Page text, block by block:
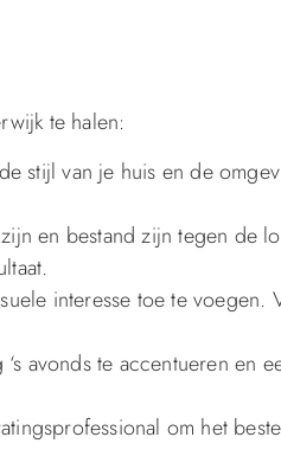
te halen:
stijl van je huis en de
en bestand zijn tegen de
interesse toe te voegen.
avonds te accentueren en
om het